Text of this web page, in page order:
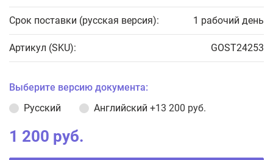
Срок поставки (русская версия): 1 рабочий день
Артикул (SKU): GOST24253
Выберите версию документа:
Русский
Английский +13 200 руб.
1 200 руб.